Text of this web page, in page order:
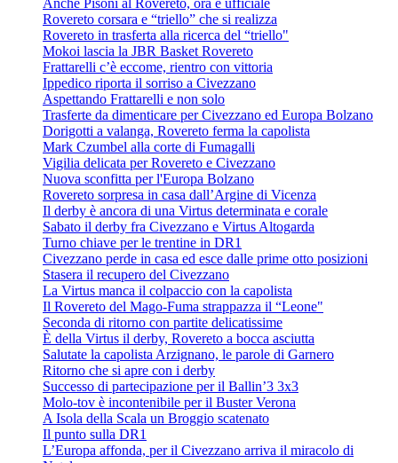
Rovereto corsara e “triello” che si realizza
Rovereto in trasferta alla ricerca del “triello"
Mokoi lascia la JBR Basket Rovereto
Frattarelli c’è eccome, rientro con vittoria
Ippedico riporta il sorriso a Civezzano
Aspettando Frattarelli e non solo
Trasferte da dimenticare per Civezzano ed Europa Bolzano
Dorigotti a valanga, Rovereto ferma la capolista
Mark Czumbel alla corte di Fumagalli
Vigilia delicata per Rovereto e Civezzano
Nuova sconfitta per l'Europa Bolzano
Rovereto sorpresa in casa dall’Argine di Vicenza
Il derby è ancora di una Virtus determinata e corale
Sabato il derby fra Civezzano e Virtus Altogarda
Turno chiave per le trentine in DR1
Civezzano perde in casa ed esce dalle prime otto posizioni
Stasera il recupero del Civezzano
La Virtus manca il colpaccio con la capolista
Il Rovereto del Mago-Fuma strappazza il “Leone"
Seconda di ritorno con partite delicatissime
È della Virtus il derby, Rovereto a bocca asciutta
Salutate la capolista Arzignano, le parole di Garnero
Ritorno che si apre con i derby
Successo di partecipazione per il Ballin’3 3x3
Molo-tov è incontenibile per il Buster Verona
A Isola della Scala un Broggio scatenato
Il punto sulla DR1
L’Europa affonda, per il Civezzano arriva il miracolo di